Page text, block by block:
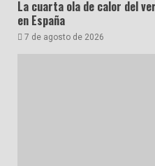
La cuarta ola de calor del
en España
7 de agosto de 2026